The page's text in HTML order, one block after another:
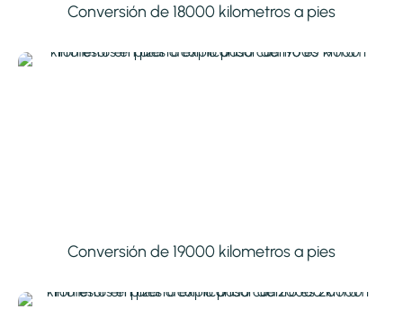
Conversión de 18000 kilometros a pies
Conversión de 19000 kilometros a pies